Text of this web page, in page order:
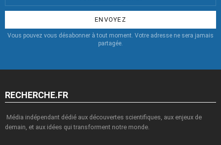
:
Vous pouvez vous désabonner à tout moment. Votre adresse ne sera jamais
partagée.
RECHERCHE.FR
Média indépendant dédié aux découvertes scientifiques, aux enjeux de
demain, et aux idées qui transforment notre monde.